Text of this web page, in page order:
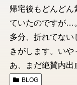
帰宅後もどんどん
ていたのですが…
多分、折れてない
きがします。いや
あ、まだ絶賛内出
BLOG